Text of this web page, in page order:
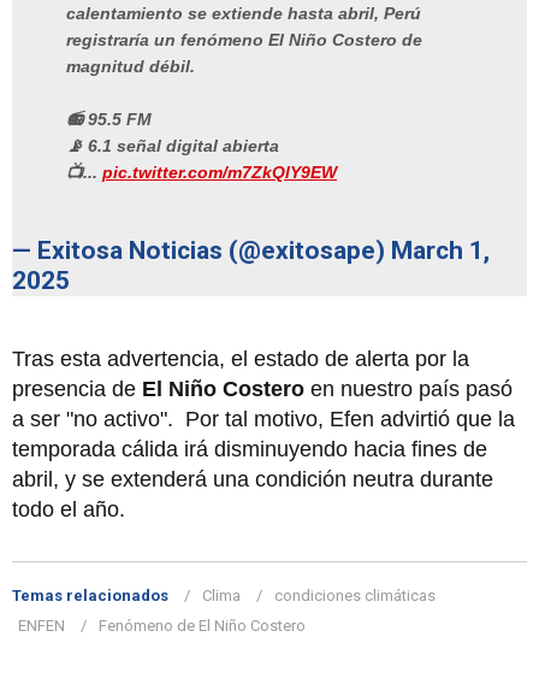
calentamiento se extiende hasta abril, Perú
registraría un fenómeno El Niño Costero de
magnitud débil.
📻 95.5 FM
📡 6.1 señal digital abierta
📺... pic.twitter.com/m7ZkQlY9EW
— Exitosa Noticias (@exitosape) March 1,
2025
Tras esta advertencia, el estado de alerta por la
presencia de El Niño Costero en nuestro país pasó
a ser "no activo". Por tal motivo, Efen advirtió que la
temporada cálida irá disminuyendo hacia fines de
abril, y se extenderá una condición neutra durante
todo el año.
Temas relacionados Clima
condiciones climáticas
ENFEN
Fenómeno de El Niño Costero